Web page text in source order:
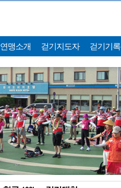
연맹소개 걷기지도자 걷기기